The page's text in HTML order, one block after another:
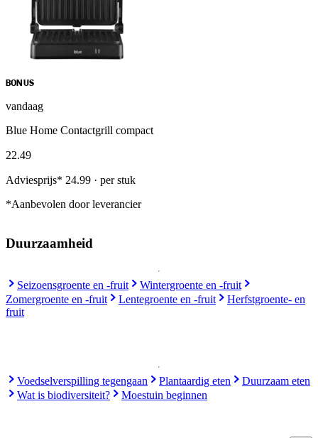
BONUS
vandaag
Blue Home Contactgrill compact
22.49
Adviesprijs* 24.99 · per stuk
*Aanbevolen door leverancier
Duurzaamheid
Seizoensgroente en -fruit
Wintergroente en -fruit
Zomergroente en -fruit
Lentegroente en -fruit
Herfstgroente- en
fruit
Voedselverspilling tegengaan Plantaardig eten
Duurzaam eten
Wat is biodiversiteit?
Moestuin beginnen